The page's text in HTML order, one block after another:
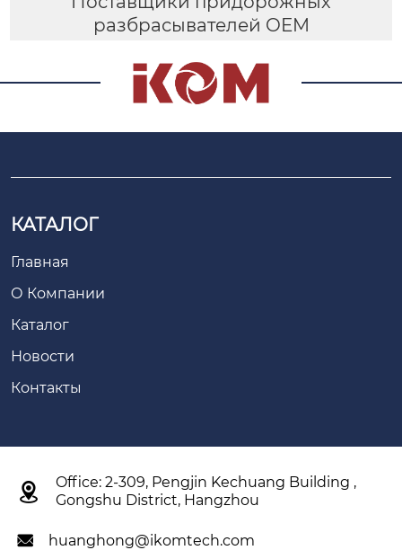
разбрасывателей OEM
КАТАЛОГ
Главная
О Компании
Каталог
Новости
Контакты

Office: 2-309, Pengjin Kechuang Building ,
Gongshu District, Hangzhou
 huanghong@ikomtech.com